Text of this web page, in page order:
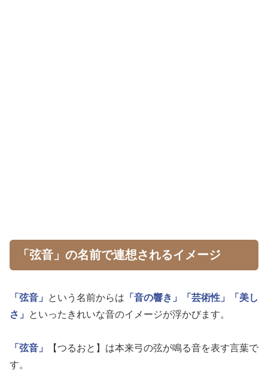
「弦音」の名前で連想されるイメージ
「弦音」 という名前からは 「音の響き」 「芸術性」
「美し
さ」
といったきれいな音のイメージが浮かびます。
「弦音」
【つるおと】は本来弓の弦が鳴る音を表す言葉で
す。